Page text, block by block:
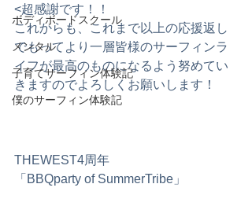
ボディボードスクール
メンタル
子育てサーフィン体験記
僕のサーフィン体験記
<超感謝です！！
これからも、これまで以上の応援返し
でもってより一層皆様のサーフィンラ
イフが最高のものになるよう努めてい
きますのでよろしくお願いします！
THEWEST4周年
「BBQparty of SummerTribe」